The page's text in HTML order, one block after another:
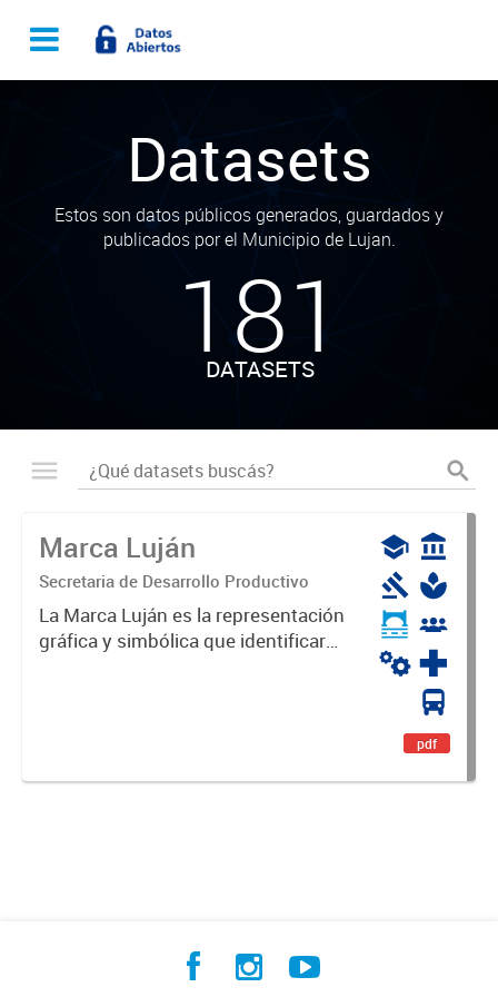
Datasets
Estos son datos públicos generados, guardados y
publicados por el Municipio de Lujan.
181
DATASETS
Marca Luján
Secretaria de Desarrollo Productivo
La Marca Luján es la representación
gráfica y simbólica que identificará
pdf